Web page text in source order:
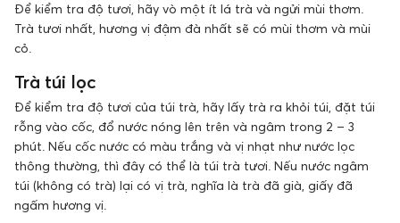
Để kiểm tra độ tươi, hãy vò một ít lá trà và ngửi mùi thơm.
Trà tươi nhất, hương vị đậm đà nhất sẽ có mùi thơm và mùi
cỏ.
Trà túi lọc
Để kiểm tra độ tươi của túi trà, hãy lấy trà ra khỏi túi, đặt túi
rỗng vào cốc, đổ nước nóng lên trên và ngâm trong 2 – 3
phút. Nếu cốc nước có màu trắng và vị nhạt như nước lọc
thông thường, thì đây có thể là túi trà tươi. Nếu nước ngâm
túi (không có trà) lại có vị trà, nghĩa là trà đã già, giấy đã
ngấm hương vị.